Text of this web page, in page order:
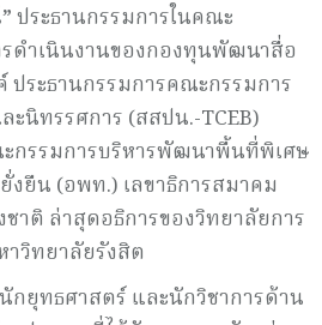
ประธานกรรมการในคณะ
ดำเนินงานของกองทุนพัฒนาสื่อ
ประธานกรรมการคณะกรรมการ
ะนิทรรศการ (สสปน.-TCEB)
กรรมการบริหารพัฒนาพื้นที่พิเศษ
งยืน (อพท.) เลขาธิการสมาคม
าติ ล่าสุดอธิการของวิทยาลัยการ
าวิทยาลัยรังสิต
ยุทธศาสตร์ และนักวิชาการด้าน